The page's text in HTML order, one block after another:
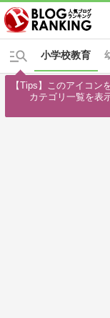
小学校教育
【Tips】このアイコン
カテゴリ一覧を表